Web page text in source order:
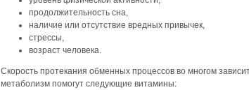
продолжительность сна,
наличие или отсутствие вредных привычек,
стрессы,
возраст человека.
Скорость протекания обменных процессов во многом
метаболизм помогут следующие витамины: